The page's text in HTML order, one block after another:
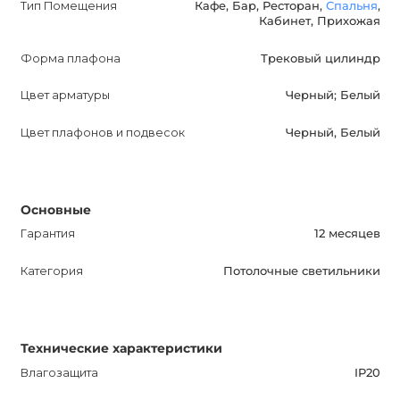
Приобретая потолочный светильник TINY B, вы
которое преобразит ваше пространство и добавит в
него стиль. Не упустите возможность ознакомиться с
Тип Помещения Кафе, Бар, Ресторан, Спальня,
Кабинет, Прихожая
Форма плафона Трековый цилиндр
Цвет арматуры Черный; Белый
Цвет плафонов и подвесок Черный, Белый
Основные
Гарантия 12 месяцев
Категория Потолочные светильники
Технические характеристики
Влагозащита IP20